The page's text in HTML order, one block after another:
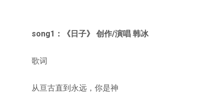
song1：《日子》 创作/演唱 韩冰
歌词
从亘古直到永远，你是神